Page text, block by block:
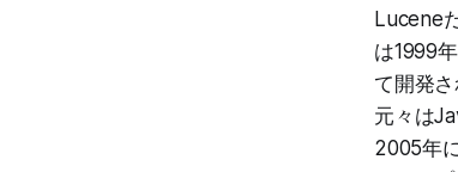
Lucene
は1999
て開発
元々は
2005年